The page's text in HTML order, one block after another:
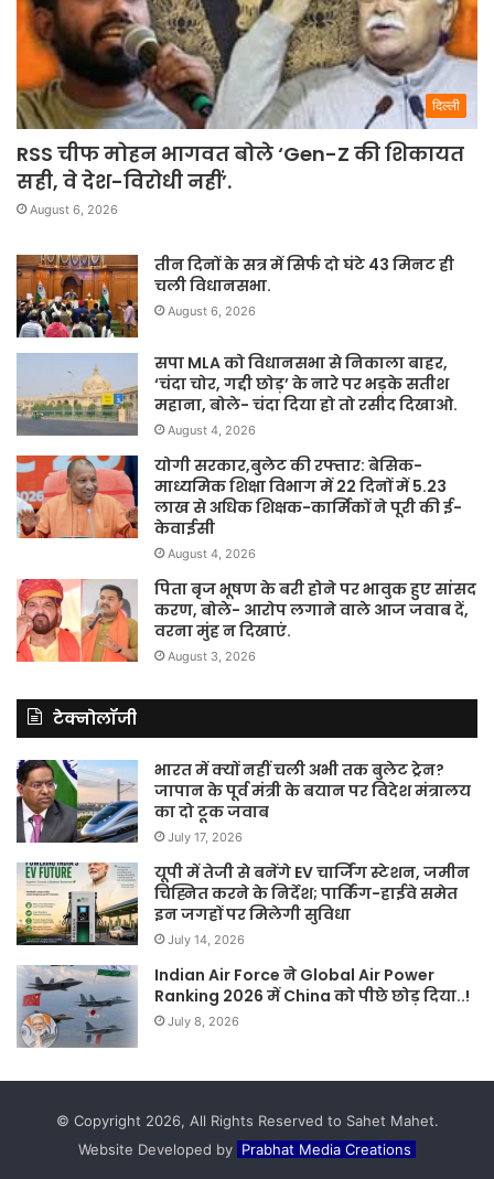
दिल्ली
RSS चीफ मोहन भागवत बोले ‘Gen-Z की शिकायत
सही, वे देश-विरोधी नहीं’.
August 6, 2026
तीन दिनों के सत्र में सिर्फ दो घंटे 43 मिनट ही
चली विधानसभा.
August 6, 2026
सपा MLA को विधानसभा से निकाला बाहर,
‘चंदा चोर, गद्दी छोड़’ के नारे पर भड़के सतीश
महाना, बोले- चंदा दिया हो तो रसीद दिखाओ.
August 4, 2026
योगी सरकार,बुलेट की रफ्तार: बेसिक-
माध्यमिक शिक्षा विभाग में 22 दिनों में 5.23
लाख से अधिक शिक्षक-कार्मिकों ने पूरी की ई-
केवाईसी
August 4, 2026
पिता बृज भूषण के बरी होने पर भावुक हुए सांसद
करण, बोले- आरोप लगाने वाले आज जवाब दें,
वरना मुंह न दिखाएं.
August 3, 2026
टेक्नोलॉजी
भारत में क्यों नहीं चली अभी तक बुलेट ट्रेन?
जापान के पूर्व मंत्री के बयान पर विदेश मंत्रालय
का दो टूक जवाब
July 17, 2026
यूपी में तेजी से बनेंगे EV चार्जिंग स्टेशन, जमीन
चिह्नित करने के निर्देश; पार्किंग-हाईवे समेत
इन जगहों पर मिलेगी सुविधा
July 14, 2026
Indian Air Force ने Global Air Power
Ranking 2026 में China को पीछे छोड़ दिया..!
July 8, 2026
© Copyright 2026, All Rights Reserved to Sahet Mahet.
Website Developed by Prabhat Media Creations